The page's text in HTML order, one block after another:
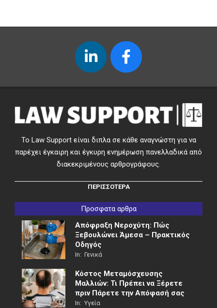
Το Law Support είναι διπλα σε κάθε αναγνώστη για να
παρέχει έγκαιρη και έγκυρη ενημέρωση πανελλαδικά από
διακεκριμένους αρθρογράφους.
ΠΕΡΙΣΣΟΤΕΡΑ
Προσφατα αρθρα
Απόφραξη Νεροχύτη: Πώς
Ξεβουλώνει Άμεσα – Πρακτικός
Οδηγός
In: Γενικά
Κόστος Μεταμόσχευσης
Μαλλιών: Τι Πρέπει να Ξέρετε
πριν Πάρετε την Απόφασή σας
In: Υγεία